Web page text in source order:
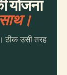
योजना
ठीक उसी तरह